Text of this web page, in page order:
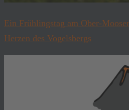
Ein Frühlingstag am Ober-
Herzen des Vogelsbergs